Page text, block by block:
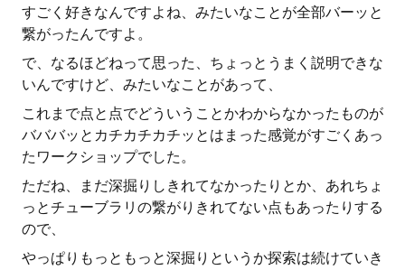
すごく好きなんですよね、みたいなことが全部バーッと
繋がったんですよ。
で、なるほどねって思った、ちょっとうまく説明できな
いんですけど、みたいなことがあって、
これまで点と点でどういうことかわからなかったものが
バババッとカチカチカチッとはまった感覚がすごくあっ
たワークショップでした。
ただね、まだ深掘りしきれてなかったりとか、あれちょ
っとチューブラリの繋がりきれてない点もあったりする
ので、
やっぱりもっともっと深掘りというか探索は続けていき